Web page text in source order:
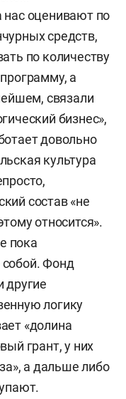
нас оценивают по
средств,
по количеству
а
связали
бизнес»,
довольно
культура
состав «не
относится».
пока
Фонд
другие
логику
«долина
грант, у них
а дальше либо